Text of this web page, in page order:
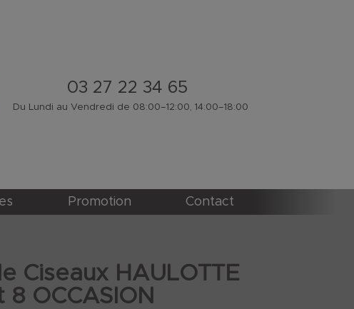
03 27 22 34 65
Du Lundi au Vendredi de 08:00–12:00, 14:00–18:00
Promotion Contact
Ciseaux HAULOTTE
OCCASION